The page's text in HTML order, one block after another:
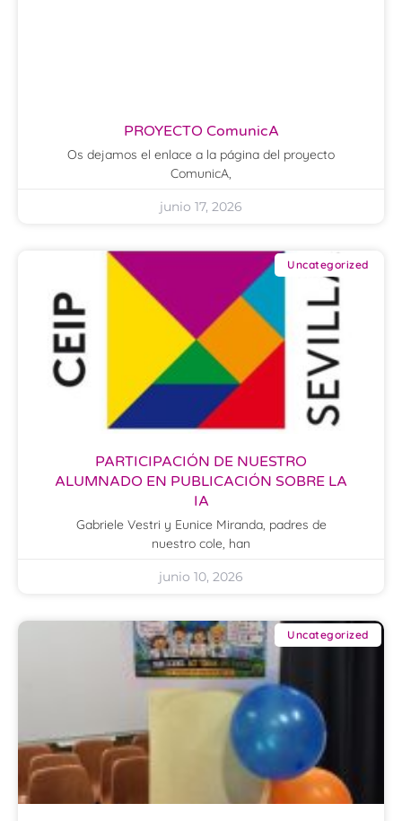
PROYECTO ComunicA
Os dejamos el enlace a la página del proyecto
ComunicA,
junio 17, 2026
Uncategorized
PARTICIPACIÓN DE NUESTRO
ALUMNADO EN PUBLICACIÓN SOBRE LA
IA
Gabriele Vestri y Eunice Miranda, padres de
nuestro cole, han
junio 10, 2026
Uncategorized